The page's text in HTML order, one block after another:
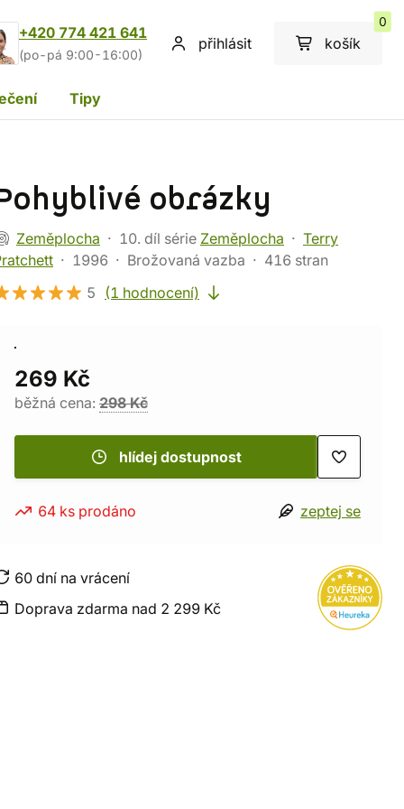
+420 774 421 641
(po-pá 9:00-16:00)
přihlásit košík
0
Tipy
obrázky
Zeměplocha 10. díl série Zeměplocha
Terry
1996 Brožovaná vazba
416 stran
5
(1 hodnocení)
269 Kč
běžná cena: 298 Kč
hlídej dostupnost
64 ks prodáno zeptej se
60 dní na vrácení
Doprava zdarma nad 2 299 Kč